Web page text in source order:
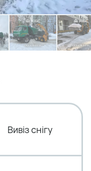
Вивіз снігу